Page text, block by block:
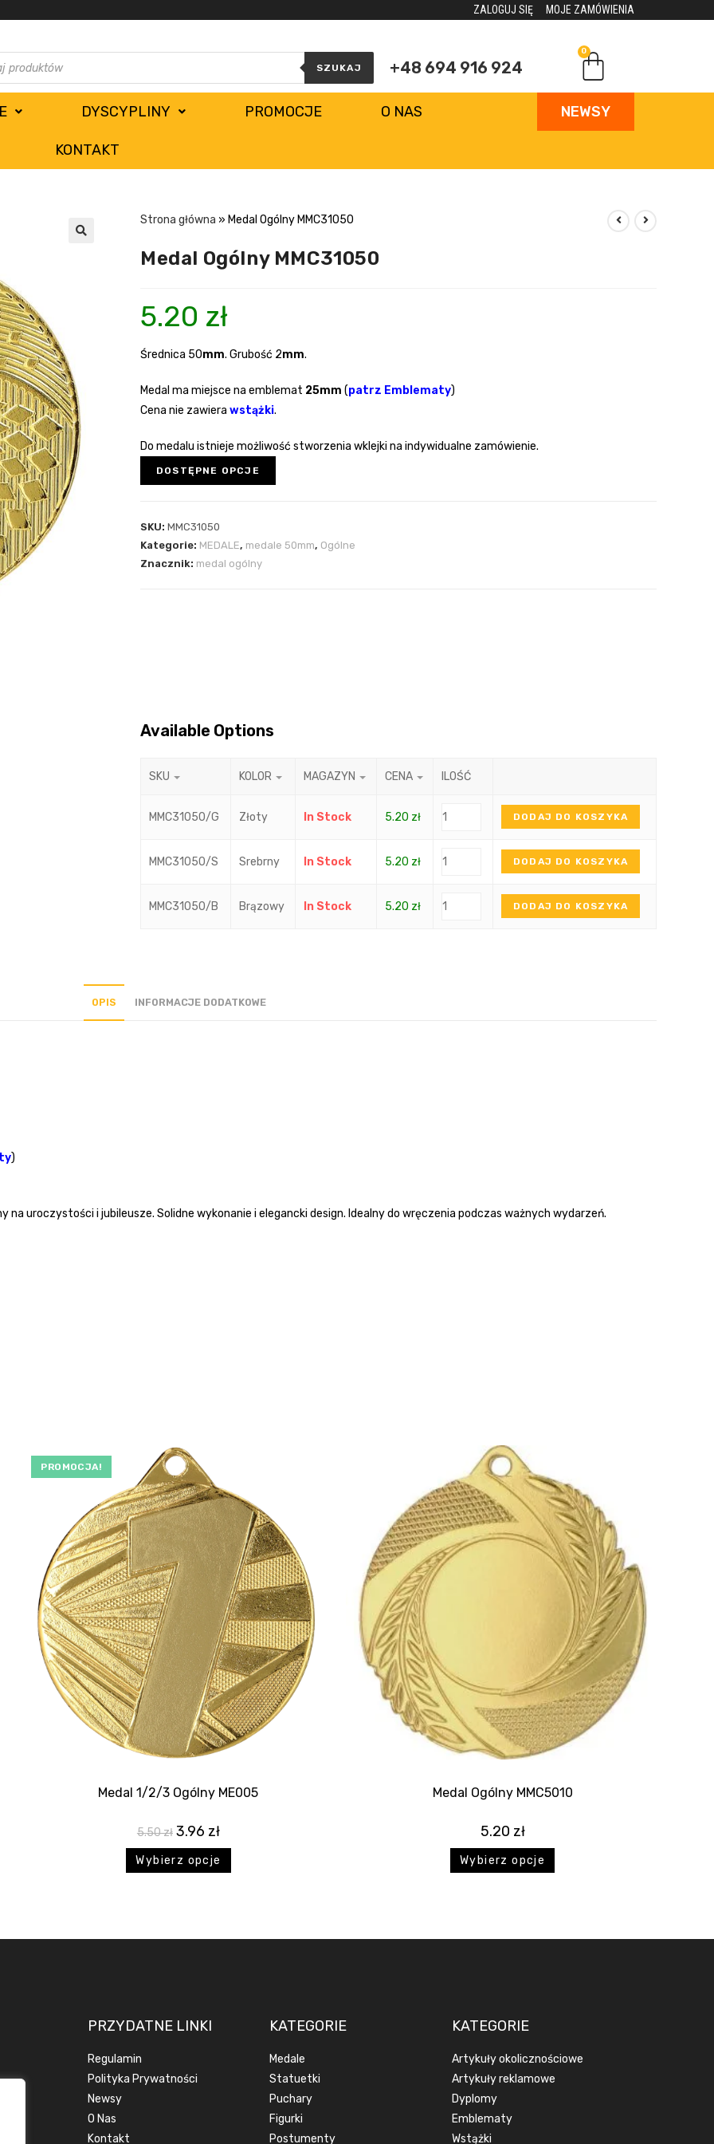
ZALOGUJ SIĘ MOJE ZAMÓWIENIA
SZUKAJ +48 694 916 924
0
DYSCYPLINY PROMOCJE O NAS
KONTAKT
NEWSY
Strona główna » Medal Ogólny MMC31050
Medal Ogólny MMC31050
5.20 zł
Średnica 50mm. Grubość 2mm.
Medal ma miejsce na emblemat 25mm (patrz Emblematy)
Cena nie zawiera wstążki.
Do medalu istnieje możliwość stworzenia wklejki na indywidualne zamówienie.
DOSTĘPNE OPCJE
SKU: MMC31050
Kategorie: MEDALE, medale 50mm, Ogólne
Znacznik: medal ogólny
Available Options
SKU KOLOR MAGAZYN CENA ILOŚĆ
MMC31050/G Złoty In Stock 5.20 zł DODAJ DO KOSZYKA
MMC31050/S Srebrny In Stock 5.20 zł DODAJ DO KOSZYKA
MMC31050/B Brązowy In Stock 5.20 zł DODAJ DO KOSZYKA
OPIS INFORMACJE DODATKOWE
)
uroczystości i jubileusze. Solidne wykonanie i elegancki design. Idealny do wręczenia podczas ważnych wydarzeń.
PROMOCJA!
Medal 1/2/3 Ogólny ME005
5.50zł 3.96 zł
Wybierz opcje
Medal Ogólny MMC5010
5.20 zł
Wybierz opcje
PRZYDATNE LINKI
Regulamin
Polityka Prywatności
Newsy
O Nas
Kontakt
KATEGORIE
Medale
Statuetki
Puchary
Figurki
Postumenty
KATEGORIE
Artykuły okolicznościowe
Artykuły reklamowe
Dyplomy
Emblematy
Wstążki